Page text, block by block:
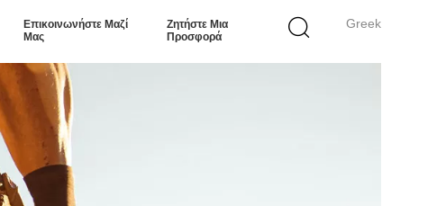
Greek
Επικοινωνήστε Μαζί
Μας
Ζητήστε Μια
Προσφορά